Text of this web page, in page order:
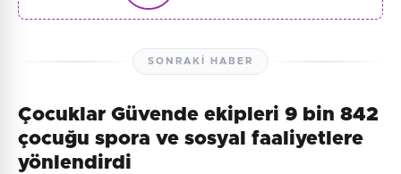
SONRAKI HABER
Çocuklar Güvende ekipleri 9 bin 842
çocuğu spora ve sosyal faaliyetlere
yönlendirdi